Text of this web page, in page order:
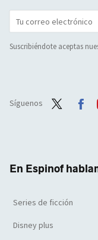
Suscribiéndote aceptas
Síguenos
En Espinof
Series de ficción
Disney plus